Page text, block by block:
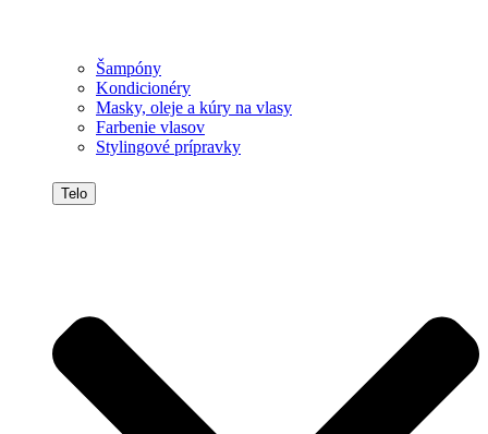
Šampóny
Kondicionéry
Masky, oleje a kúry na vlasy
Farbenie vlasov
Stylingové prípravky
Telo